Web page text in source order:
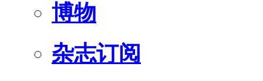
博物
杂志订阅